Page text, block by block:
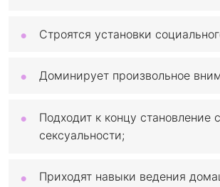
Строятся установки
Доминирует произвольное
Подходит к концу становление
сексуальности;
Приходят навыки ведения